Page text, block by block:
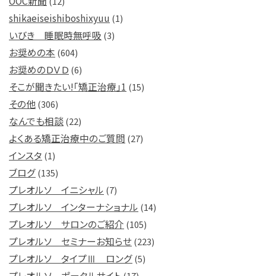
shikaeiseishiboshixyuu (1)
いびき 睡眠時無呼吸 (3)
お奨めの本 (604)
お奨めのＤＶＤ (6)
そこが聞きたい!「矯正治療」1 (15)
その他(306)
なんでも相談(22)
よくある矯正治療中のご質問 (27)
インスタ (1)
ブログ(135)
プレオルソ イニシャル (7)
プレオルソ インターナショナル (14)
プレオルソ サロンのご紹介 (105)
プレオルソ セミナーお知らせ(223)
プレオルソ タイプⅢ ロング(5)